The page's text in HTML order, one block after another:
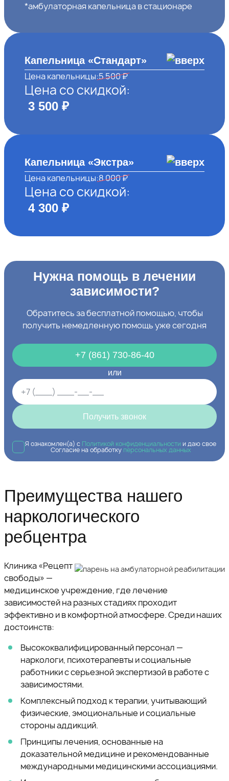
*амбулаторная капельница в стационаре
Капельница «Стандарт»
Цена капельницы:5 500 ₽
Цена со скидкой:
3 500 ₽
Капельница «Экстра»
Цена капельницы:8 000 ₽
Цена со скидкой:
4 300 ₽
Нужна помощь в лечении
зависимости?
Обратитесь за бесплатной помощью, чтобы
получить немедленную помощь уже сегодня
+7 (861) 730-86-40
или
Получить звонок
Я ознакомлен(а) с Политикой конфиденциальности и даю свое
Согласие на обработку персональных данных
Преимущества нашего
наркологического
ребцентра
Клиника «Рецепт
свободы» —
медицинское учреждение, где лечение
зависимостей на разных стадиях проходит
эффективно и в комфортной атмосфере. Среди наших
достоинств:
Высококвалифицированный персонал —
наркологи, психотерапевты и социальные
работники с серьезной экспертизой в работе с
зависимостями.
Комплексный подход к терапии, учитывающий
физические, эмоциональные и социальные
стороны аддикций.
Принципы лечения, основанные на
доказательной медицине и рекомендованные
международными медицинскими ассоциациями.